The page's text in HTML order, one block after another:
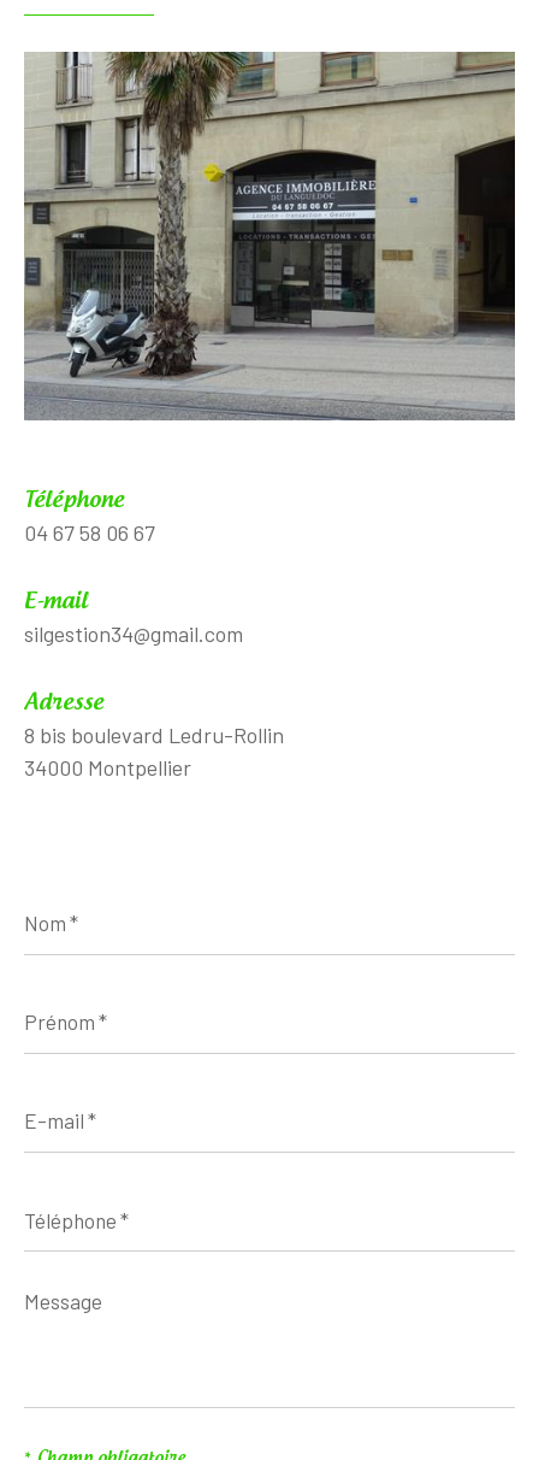
Téléphone
04 67 58 06 67
E-mail
silgestion34@gmail.com
Adresse
8 bis boulevard Ledru-Rollin
34000 Montpellier
*
*
mail
*
*
Message
*